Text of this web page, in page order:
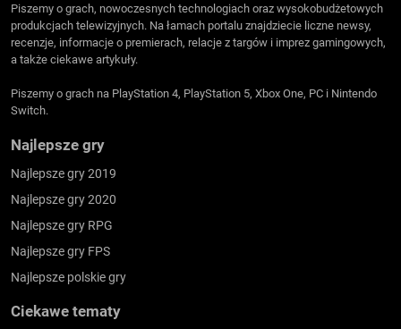
Piszemy o grach, nowoczesnych technologiach oraz wysokobudżetowych
produkcjach telewizyjnych. Na łamach portalu znajdziecie liczne newsy,
recenzje, informacje o premierach, relacje z targów i imprez gamingowych,
a także ciekawe artykuły.
Piszemy o grach na PlayStation 4, PlayStation 5, Xbox One, PC i Nintendo
Switch.
Najlepsze gry
Najlepsze gry 2019
Najlepsze gry 2020
Najlepsze gry RPG
Najlepsze gry FPS
Najlepsze polskie gry
Ciekawe tematy